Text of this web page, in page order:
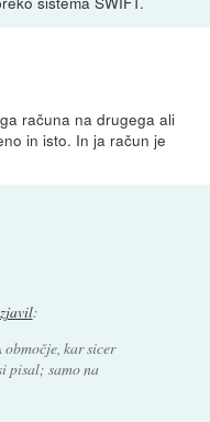
računa na drugega ali
in isto. In ja račun je
:
območje, kar sicer
pisal; samo na